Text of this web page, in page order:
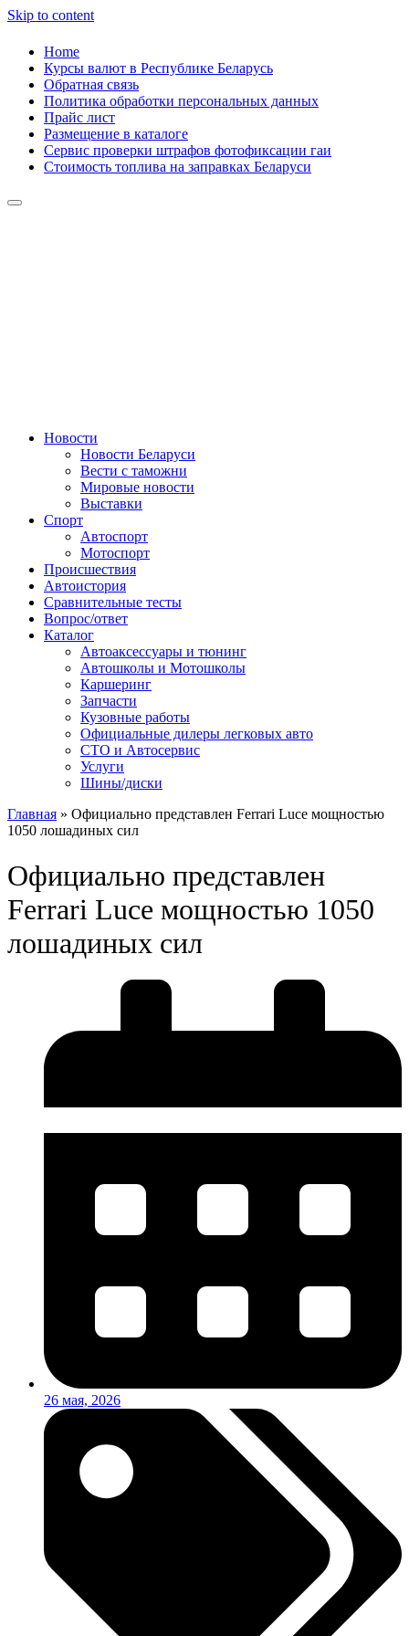
Skip to content
Home
Курсы валют в Республике Беларусь
Обратная связь
Политика обработки персональных данных
Прайс лист
Размещение в каталоге
Сервис проверки штрафов фотофиксации гаи
Стоимость топлива на заправках Беларуси
Сайт про автомобили
Новости
Новости Беларуси
Вести с таможни
Мировые новости
Выставки
Спорт
Автоспорт
Мотоспорт
Происшествия
Автоистория
Сравнительные тесты
Вопрос/ответ
Каталог
Автоакcессуары и тюнинг
Автошколы и Мотошколы
Каршеринг
Запчасти
Кузовные работы
Официальные дилеры легковых авто
СТО и Автосервис
Услуги
Шины/диски
Главная » Официально представлен Ferrari Luce мощностью
1050 лошадиных сил
Официально представлен
Ferrari Luce мощностью 1050
лошадиных сил
26 мая, 2026